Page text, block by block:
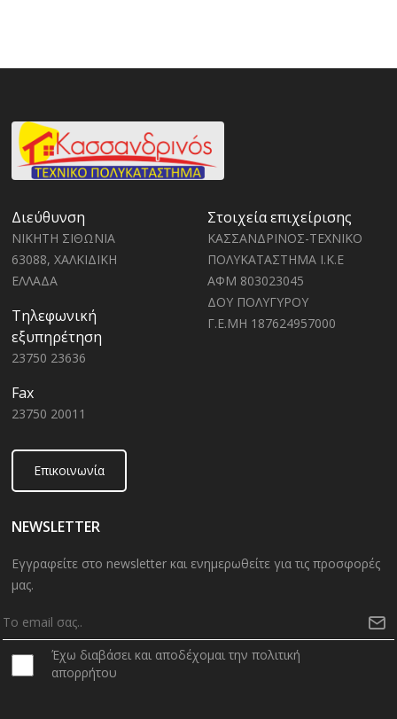
Διεύθυνση
ΝΙΚΗΤΗ ΣΙΘΩΝΙΑ
63088, ΧΑΛΚΙΔΙΚΗ
ΕΛΛΑΔΑ
Τηλεφωνική
εξυπηρέτηση
23750 23636
Fax
23750 20011
Στοιχεία επιχείρισης
ΚΑΣΣΑΝΔΡΙΝΟΣ-ΤΕΧΝΙΚΟ
ΠΟΛΥΚΑΤΑΣΤΗΜΑ Ι.Κ.Ε
ΑΦΜ 803023045
ΔΟΥ ΠΟΛΥΓΥΡΟΥ
Γ.Ε.ΜΗ 187624957000
Επικοινωνία
NEWSLETTER
Εγγραφείτε στο newsletter και ενημερωθείτε για τις προσφορές
μας.
Έχω διαβάσει και αποδέχομαι την πολιτική
απορρήτου